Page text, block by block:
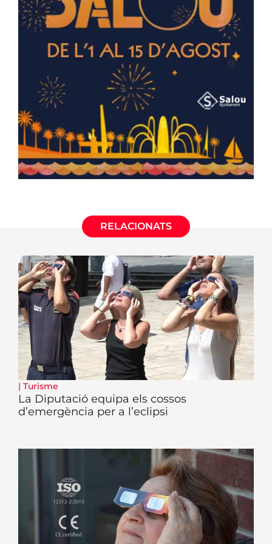
RELACIONATS
| Turisme
La Diputació equipa els cossos
d’emergència per a l’eclipsi